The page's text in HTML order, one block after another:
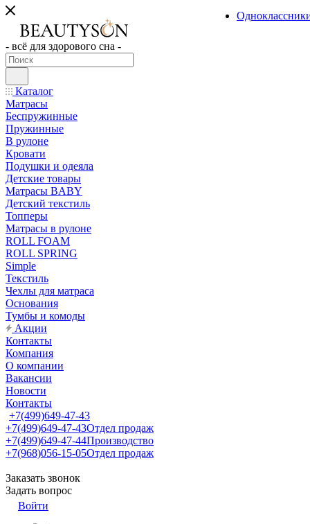
- всё для здорового сна -
Каталог
Матрасы
Беспружинные
Пружинные
В рулоне
Кровати
Подушки и одеяла
Детские товары
Матрасы BABY
Детский текстиль
Топперы
Матрасы в рулоне
ROLL FOAM
ROLL SPRING
Simple
Текстиль
Чехлы для матраса
Основания
Тумбы и комоды
Акции
Контакты
Компания
О компании
Вакансии
Новости
Контакты
+7(499)649-47-43
+7(499)649-47-43Отдел продаж
+7(499)649-47-44Производство
+7(968)056-15-05Отдел продаж
Заказать звонок
Задать вопрос
Войти